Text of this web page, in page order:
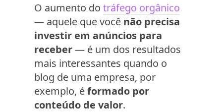
O aumento do tráfego orgânico
— aquele que você não precisa
investir em anúncios para
receber— é um dos resultados
mais interessantes quando o
blog de uma empresa, por
exemplo, éformado por
conteúdo de valor.